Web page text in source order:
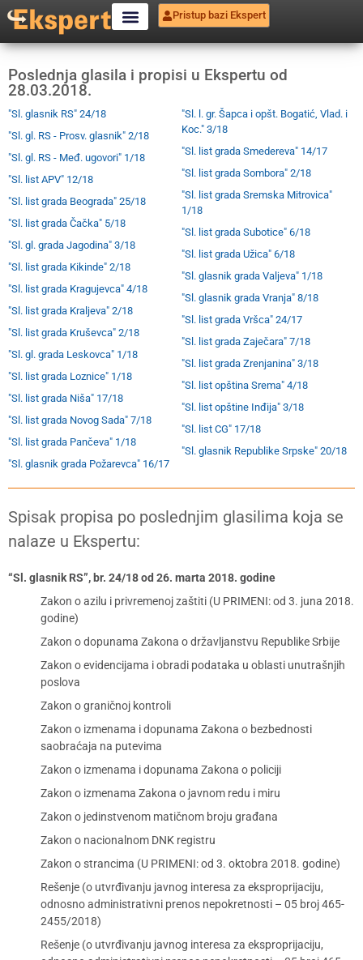
Pristup bazi Ekspert
Poslednja glasila i propisi u Ekspertu od
28.03.2018.
"Sl. glasnik RS" 24/18
"Sl. gl. RS - Prosv. glasnik" 2/18
"Sl. gl. RS - Međ. ugovori" 1/18
"Sl. list APV" 12/18
"Sl. list grada Beograda" 25/18
"Sl. list grada Čačka" 5/18
"Sl. gl. grada Jagodina" 3/18
"Sl. list grada Kikinde" 2/18
"Sl. list grada Kragujevca" 4/18
"Sl. list grada Kraljeva" 2/18
"Sl. list grada Kruševca" 2/18
"Sl. gl. grada Leskovca" 1/18
"Sl. list grada Loznice" 1/18
"Sl. list grada Niša" 17/18
"Sl. list grada Novog Sada" 7/18
"Sl. list grada Pančeva" 1/18
"Sl. glasnik grada Požarevca" 16/17
"Sl. l. gr. Šapca i opšt. Bogatić, Vlad. i
Koc." 3/18
"Sl. list grada Smedereva" 14/17
"Sl. list grada Sombora" 2/18
"Sl. list grada Sremska Mitrovica"
1/18
"Sl. list grada Subotice" 6/18
"Sl. list grada Užica" 6/18
"Sl. glasnik grada Valjeva" 1/18
"Sl. glasnik grada Vranja" 8/18
"Sl. list grada Vršca" 24/17
"Sl. list grada Zaječara" 7/18
"Sl. list grada Zrenjanina" 3/18
"Sl. list opština Srema" 4/18
"Sl. list opštine Inđija" 3/18
"Sl. list CG" 17/18
"Sl. glasnik Republike Srpske" 20/18
Spisak propisa po poslednjim glasilima koja se
nalaze u Ekspertu:
“Sl. glasnik RS”, br. 24/18 od 26. marta 2018. godine
Zakon o azilu i privremenoj zaštiti (U PRIMENI: od 3. juna 2018.
godine)
Zakon o dopunama Zakona o državljanstvu Republike Srbije
Zakon o evidencijama i obradi podataka u oblasti unutrašnjih
poslova
Zakon o graničnoj kontroli
Zakon o izmenama i dopunama Zakona o bezbednosti
saobraćaja na putevima
Zakon o izmenama i dopunama Zakona o policiji
Zakon o izmenama Zakona o javnom redu i miru
Zakon o jedinstvenom matičnom broju građana
Zakon o nacionalnom DNK registru
Zakon o strancima (U PRIMENI: od 3. oktobra 2018. godine)
Rešenje (o utvrđivanju javnog interesa za eksproprijaciju,
odnosno administrativni prenos nepokretnosti – 05 broj 465-
2455/2018)
Rešenje (o utvrđivanju javnog interesa za eksproprijaciju,